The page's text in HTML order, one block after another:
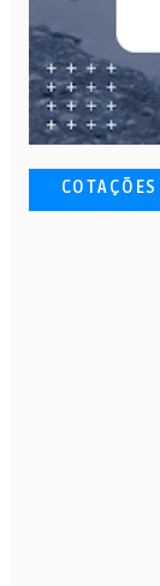
COTAÇÕES